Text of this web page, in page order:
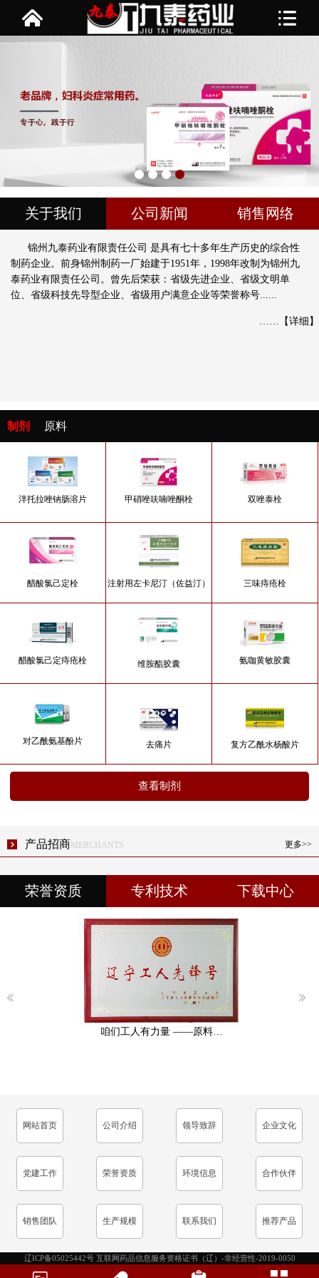
关于我们 公司新闻 销售网络
锦州九泰药业有限责任公司 是具有七十多年生产历史的综合性
制药企业。前身锦州制药一厂始建于1951年，1998年改制为锦州九
泰药业有限责任公司。曾先后荣获：省级先进企业、省级文明单
位、省级科技先导型企业、省级用户满意企业等荣誉称号......
…… 【详细】
制剂 原料
泮托拉唑钠肠溶片 甲硝唑呋喃唑酮栓 双唑泰栓
醋酸氯己定栓 注射用左卡尼汀（佐益汀） 三味痔疮栓
醋酸氯己定痔疮栓 维胺酯胶囊 氨咖黄敏胶囊
对乙酰氨基酚片 去痛片 复方乙酰水杨酸片
查看制剂
更多>>
产品招商MERCHANTS
荣誉资质 专利技术 下载中心
咱们工人有力量 ——原料…
网站首页 公司介绍 领导致辞 企业文化
党建工作 荣誉资质 环境信息 合作伙伴
销售团队 生产规模 联系我们 推荐产品
辽ICP备05025442号 互联网药品信息服务资格证书（辽）-非经营性-2019-0050